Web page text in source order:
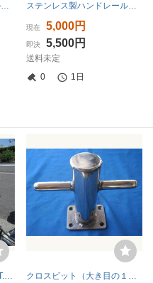
クロスビット２個セットの中古品、僅かな小傷あり、送料込み価格です。ー② ステンレス製ハンドレールの２個セット（中古美品）未使用品
現在 5,000円
即決 5,500円
送料未定
0
1日